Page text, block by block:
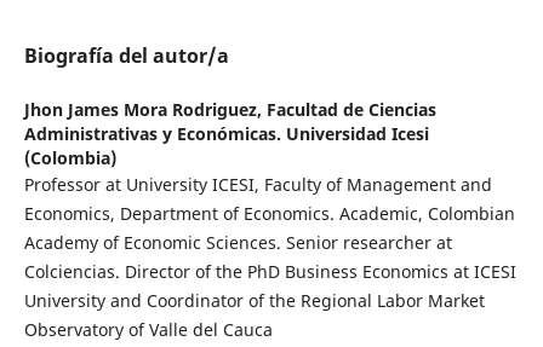
Biografía del autor/a
Jhon James Mora Rodriguez, Facultad de Ciencias
Administrativas y Económicas. Universidad Icesi
(Colombia)
Professor at University ICESI, Faculty of Management and
Economics, Department of Economics. Academic, Colombian
Academy of Economic Sciences. Senior researcher at
Colciencias. Director of the PhD Business Economics at ICESI
University and Coordinator of the Regional Labor Market
Observatory of Valle del Cauca